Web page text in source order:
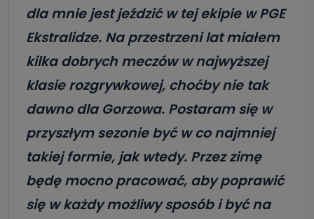
dla mnie jest jeździć w tej ekipie w PGE
Ekstralidze. Na przestrzeni lat miałem
kilka dobrych meczów w najwyższej
klasie rozgrywkowej, choćby nie tak
dawno dla Gorzowa. Postaram się w
przyszłym sezonie być w co najmniej
takiej formie, jak wtedy. Przez zimę
będę mocno pracować, aby poprawić
się w każdy możliwy sposób i być na